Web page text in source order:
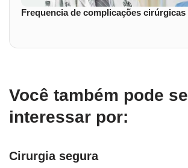
Frequencia de complicações cirúrgicas
Você também pode se
interessar por:
Cirurgia segura